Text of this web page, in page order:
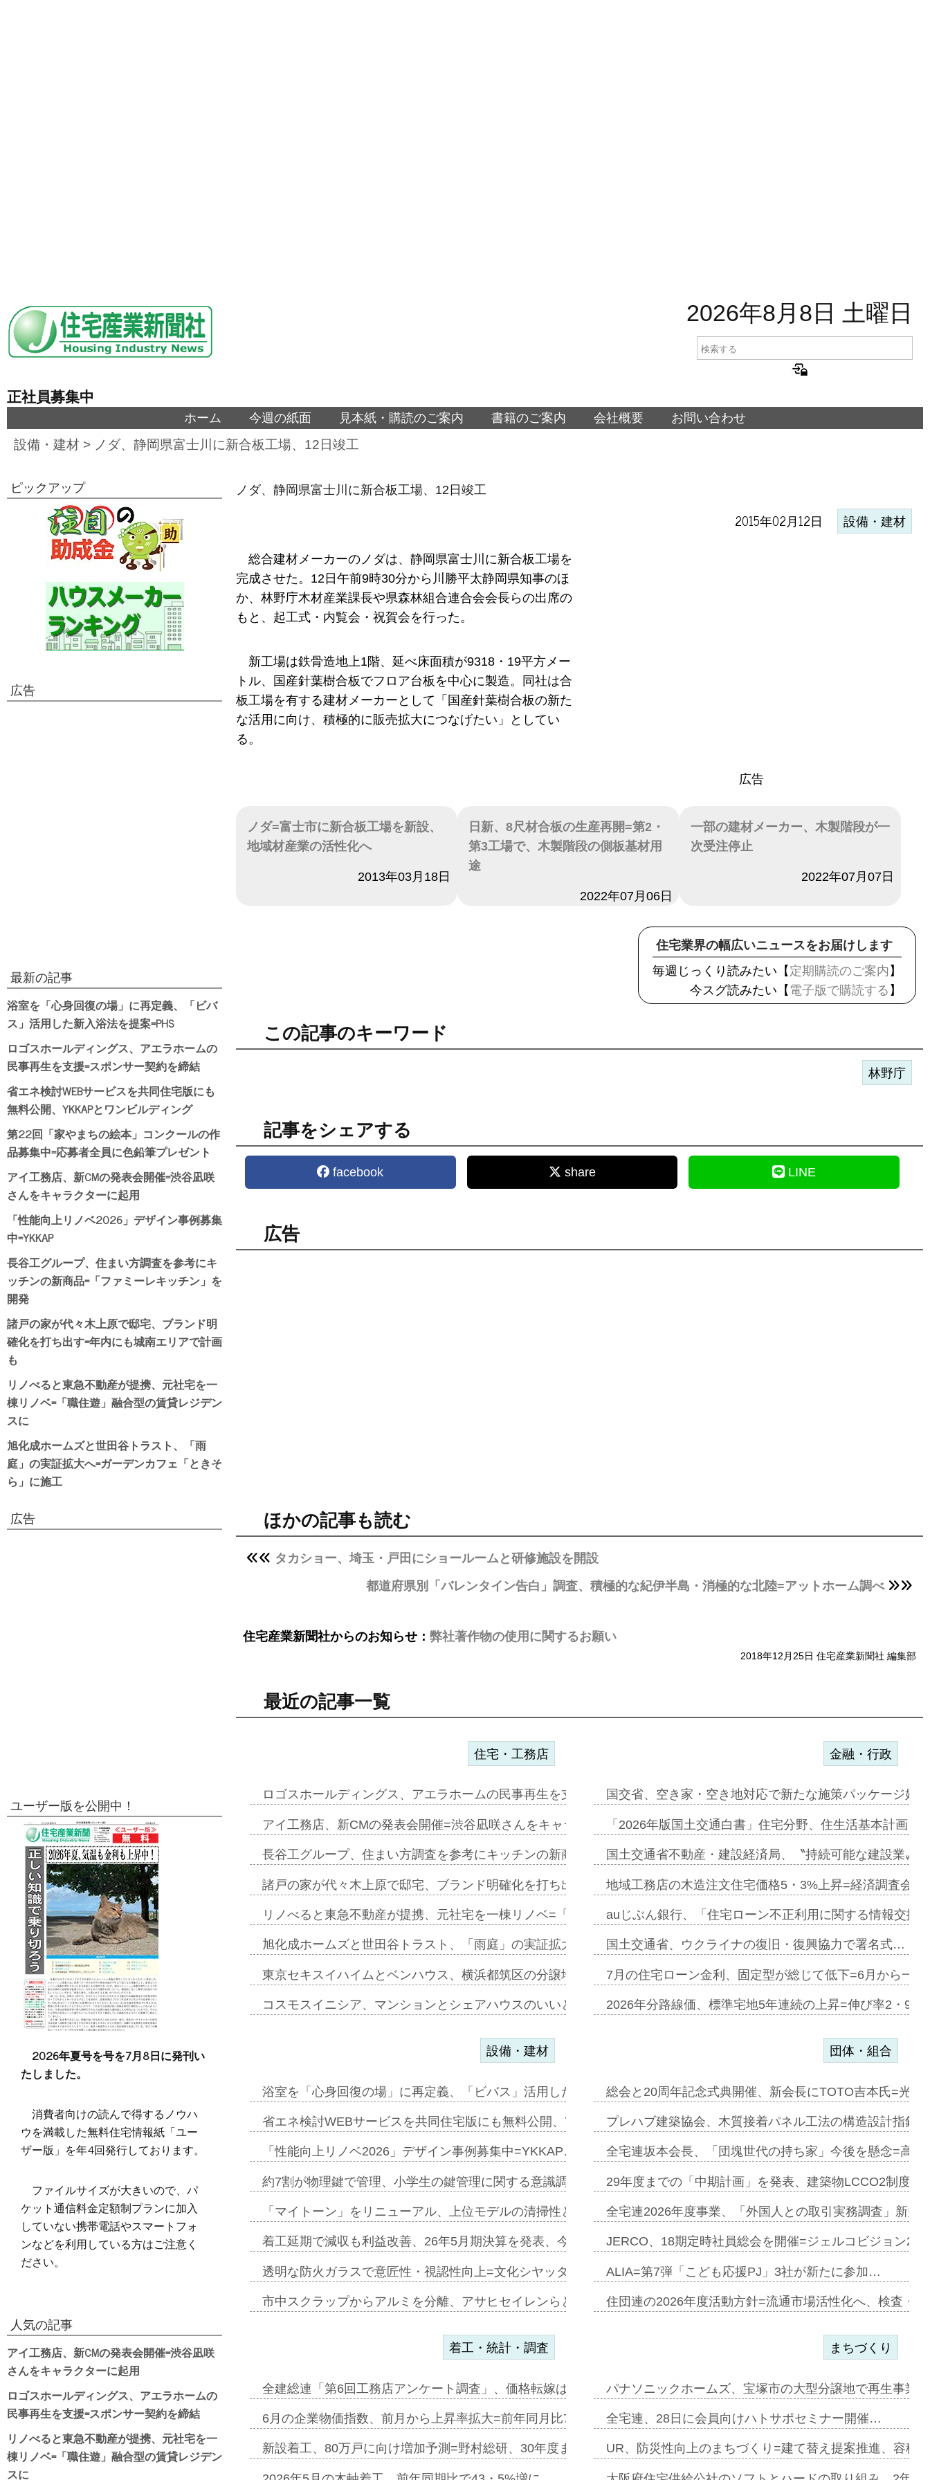
2026年8月8日 土曜日
正社員募集中
ホーム 今週の紙面 見本紙・購読のご案内 書籍のご案内 会社概要 お問い合わせ
設備・建材 > ノダ、静岡県富士川に新合板工場、12日竣工
ノダ、静岡県富士川に新合板工場、12日竣工
2015年02月12日 設備・建材
広告
総合建材メーカーのノダは、静岡県富士川に新合板工場を
完成させた。12日午前9時30分から川勝平太静岡県知事のほ
か、林野庁木材産業課長や県森林組合連合会会長らの出席の
もと、起工式・内覧会・祝賀会を行った。
新工場は鉄骨造地上1階、延べ床面積が9318・19平方メー
トル、国産針葉樹合板でフロア台板を中心に製造。同社は合
板工場を有する建材メーカーとして「国産針葉樹合板の新た
な活用に向け、積極的に販売拡大につなげたい」としてい
る。
ノダ=富士市に新合板工場を新設、
地域材産業の活性化へ
2013年03月18日
日新、8尺材合板の生産再開=第2・
第3工場で、木製階段の側板基材用
途
2022年07月06日
一部の建材メーカー、木製階段が一
次受注停止
2022年07月07日
住宅業界の幅広いニュースをお届けします
毎週じっくり読みたい【 定期購読のご案内 】
今スグ読みたい【 電子版で購読する 】
この記事のキーワード
林野庁
記事をシェアする
facebook share LINE
広告
ほかの記事も読む
タカショー、埼玉・戸田にショールームと研修施設を開設
都道府県別「バレンタイン告白」調査、積極的な紀伊半島・消極的な北陸=アットホーム調べ
住宅産業新聞社からのお知らせ： 弊社著作物の使用に関するお願い
2018年12月25日 住宅産業新聞社 編集部
最近の記事一覧
住宅・工務店
ロゴスホールディングス、アエラホームの民事再生を支援=スポンサー契約…
アイ工務店、新CMの発表会開催=渋谷凪咲さんをキャラクターに起用…
長谷工グループ、住まい方調査を参考にキッチンの新商品=「ファミーレキ…
諸戸の家が代々木上原で邸宅、ブランド明確化を打ち出す=年内にも城南エ…
リノべると東急不動産が提携、元社宅を一棟リノベ=「職住遊」融合型の賃…
旭化成ホームズと世田谷トラスト、「雨庭」の実証拡大へ=ガーデンカフェ…
東京セキスイハイムとベンハウス、横浜都筑区の分譲地開発で初協業=お互…
コスモスイニシア、マンションとシェアハウスのいいとこどりのコリビング…
金融・行政
国交省、空き家・空き地対応で新たな施策パッケージ始
「2026年版国土交通白書」住宅分野、住生活基本計画
国土交通省不動産・建設経済局、〝持続可能な建設業〟
地域工務店の木造注文住宅価格5・3%上昇=経済調査会
auじぶん銀行、「住宅ローン不正利用に関する情報交換
国土交通省、ウクライナの復旧・復興協力で署名式…
7月の住宅ローン金利、固定型が総じて低下=6月から一
2026年分路線価、標準宅地5年連続の上昇=伸び率2・
設備・建材
浴室を「心身回復の場」に再定義、「ビバス」活用した新入浴法を提案=P…
省エネ検討WEBサービスを共同住宅版にも無料公開、YKKAPとワンビ…
「性能向上リノベ2026」デザイン事例募集中=YKKAP…
約7割が物理鍵で管理、小学生の鍵管理に関する意識調査=Nature…
「マイトーン」をリニューアル、上位モデルの清掃性と安全性追加=リンナ…
着工延期で減収も利益改善、26年5月期決算を発表、今期は増収見込む=…
透明な防火ガラスで意匠性・視認性向上=文化シヤッター…
市中スクラップからアルミを分離、アサヒセイレンらと協働開発開始=三協…
団体・組合
総会と20周年記念式典開催、新会長にTOTO吉本氏=光
プレハブ建築協会、木質接着パネル工法の構造設計指針
全宅連坂本会長、「団塊世代の持ち家」今後を懸念=高
29年度までの「中期計画」を発表、建築物LCCO2制度
全宅連2026年度事業、「外国人との取引実務調査」新規
JERCO、18期定時社員総会を開催=ジェルコビジョン
ALIA=第7弾「こども応援PJ」3社が新たに参加…
住団連の2026年度活動方針=流通市場活性化へ、検査・
着工・統計・調査
全建総連「第6回工務店アンケート調査」、価格転嫁は十分に進まず=「物…
6月の企業物価指数、前月から上昇率拡大=前年同月比7・1%上昇…
新設着工、80万戸に向け増加予測=野村総研、30年度まで〝揺り戻し〟…
まちづくり
パナソニックホームズ、宝塚市の大型分譲地で再生事業
全宅連、28日に会員向けハトサポセミナー開催…
UR、防災性向上のまちづくり=建て替え提案推進、容積
ピックアップ
広告
最新の記事
浴室を「心身回復の場」に再定義、「ビバ
ス」活用した新入浴法を提案=PHS
ロゴスホールディングス、アエラホームの
民事再生を支援=スポンサー契約を締結
省エネ検討WEBサービスを共同住宅版にも
無料公開、YKKAPとワンビルディング
第22回「家やまちの絵本」コンクールの作
品募集中=応募者全員に色鉛筆プレゼント
アイ工務店、新CMの発表会開催=渋谷凪咲
さんをキャラクターに起用
「性能向上リノベ2026」デザイン事例募集
中=YKKAP
長谷工グループ、住まい方調査を参考にキ
ッチンの新商品=「ファミーレキッチン」を
開発
諸戸の家が代々木上原で邸宅、ブランド明
確化を打ち出す=年内にも城南エリアで計画
も
リノべると東急不動産が提携、元社宅を一
棟リノベ=「職住遊」融合型の賃貸レジデン
スに
旭化成ホームズと世田谷トラスト、「雨
庭」の実証拡大へ=ガーデンカフェ「ときそ
ら」に施工
広告
ユーザー版を公開中！
2026年夏号を号を7月8日に発刊い
たしました。
消費者向けの読んで得するノウハ
ウを満載した無料住宅情報紙「ユー
ザー版」を年4回発行しております。
ファイルサイズが大きいので、パ
ケット通信料金定額制プランに加入
していない携帯電話やスマートフォ
ンなどを利用している方はご注意く
ださい。
人気の記事
アイ工務店、新CMの発表会開催=渋谷凪咲
さんをキャラクターに起用
ロゴスホールディングス、アエラホームの
民事再生を支援=スポンサー契約を締結
リノべると東急不動産が提携、元社宅を一
棟リノベ=「職住遊」融合型の賃貸レジデン
スに